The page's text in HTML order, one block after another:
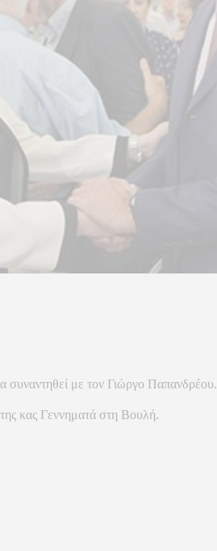
με τον Γιώργο Παπανδρέου.
κας Γεννηματά στη Βουλή.